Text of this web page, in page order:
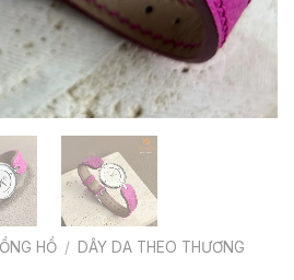
HỒ / DÂY DA THEO THƯƠNG